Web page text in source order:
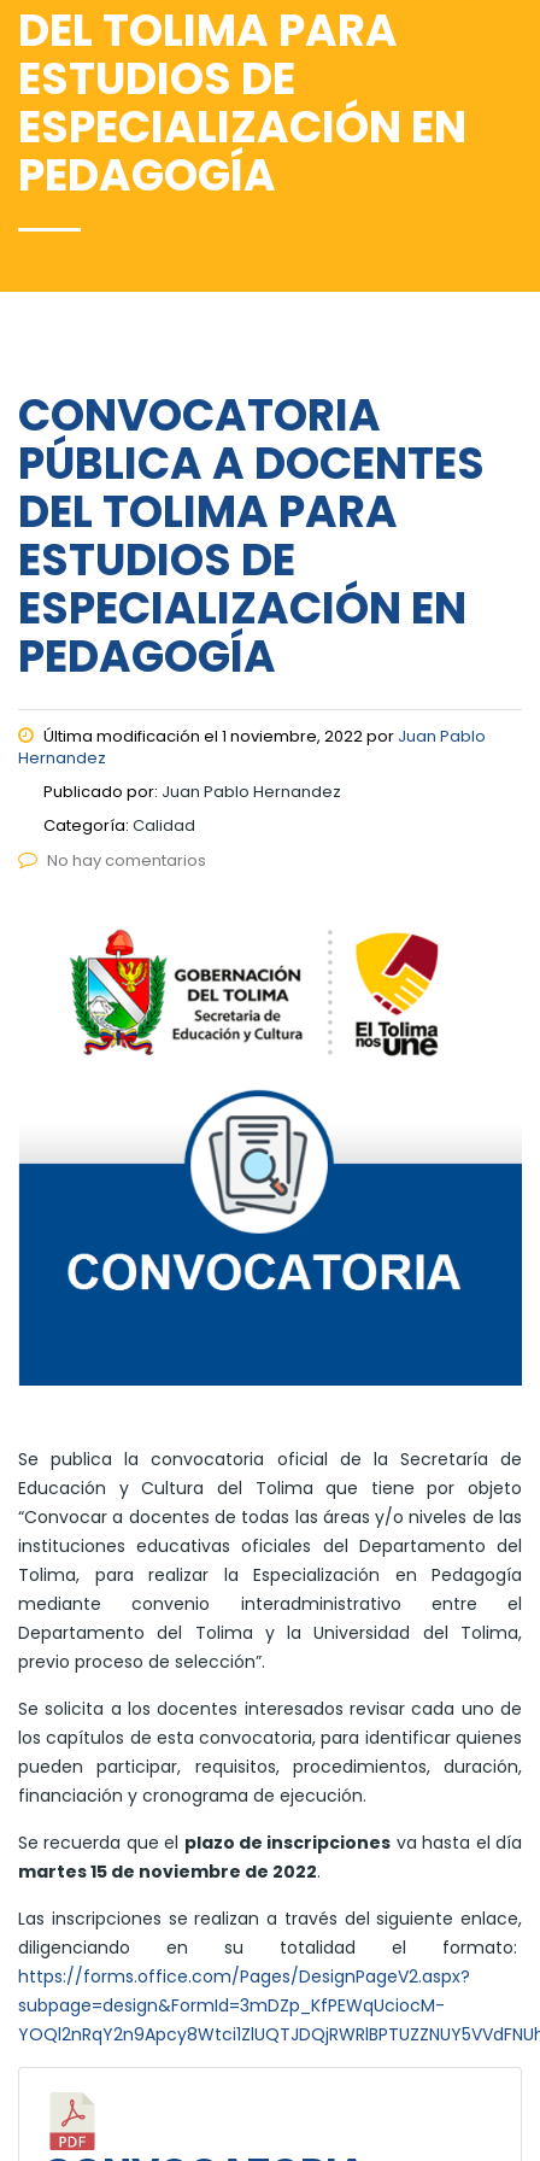
DEL TOLIMA PARA
ESTUDIOS DE
ESPECIALIZACIÓN EN
PEDAGOGÍA
CONVOCATORIA
PÚBLICA A DOCENTES
DEL TOLIMA PARA
ESTUDIOS DE
ESPECIALIZACIÓN EN
PEDAGOGÍA
Última modificación el 1 noviembre, 2022 por Juan Pablo
Hernandez
Publicado por: Juan Pablo Hernandez
Categoría: Calidad
No hay comentarios
Se publica la convocatoria oficial de la Secretaría de
Educación y Cultura del Tolima que tiene por objeto
“Convocar a docentes de todas las áreas y/o niveles de las
instituciones educativas oficiales del Departamento del
Tolima, para realizar la Especialización en Pedagogía
mediante convenio interadministrativo entre el
Departamento del Tolima y la Universidad del Tolima,
previo proceso de selección”.
Se solicita a los docentes interesados revisar cada uno de
los capítulos de esta convocatoria, para identificar quienes
pueden participar, requisitos, procedimientos, duración,
financiación y cronograma de ejecución.
Se recuerda que el plazo de inscripciones va hasta el día
martes 15 de noviembre de 2022.
Las inscripciones se realizan a través del siguiente enlace,
diligenciando en su totalidad el formato:
https://forms.office.com/Pages/DesignPageV2.aspx?
subpage=design&FormId=3mDZp_KfPEWqUciocM-